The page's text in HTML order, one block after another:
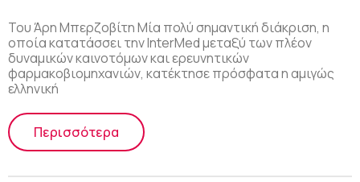
Του Άρη Μπερζοβίτη Μία πολύ σημαντική διάκριση, η
οποία κατατάσσει την InterMed μεταξύ των πλέον
δυναμικών καινοτόμων και ερευνητικών
φαρμακοβιομηχανιών, κατέκτησε πρόσφατα η αμιγώς
ελληνική
Περισσότερα